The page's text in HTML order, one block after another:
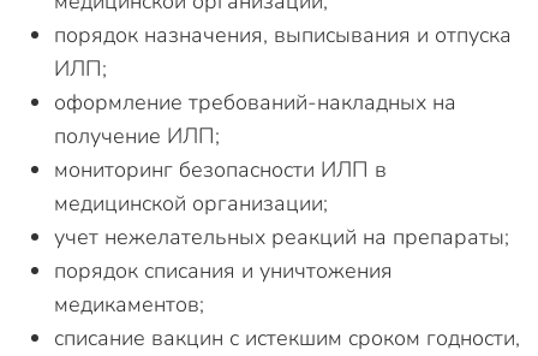
порядок назначения, выписывания и отпуска
ИЛП;
оформление требований-накладных на
получение ИЛП;
мониторинг безопасности ИЛП в
медицинской организации;
учет нежелательных реакций на препараты;
порядок списания и уничтожения
медикаментов;
списание вакцин с истекшим сроком годности,